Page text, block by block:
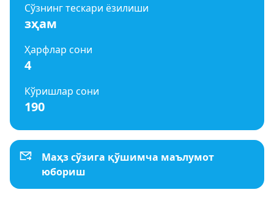
Сўзнинг тескари ёзилиши
зҳам
Ҳарфлар сони
4
Кўришлар сони
190
Маҳз сўзига қўшимча маълумот
юбориш